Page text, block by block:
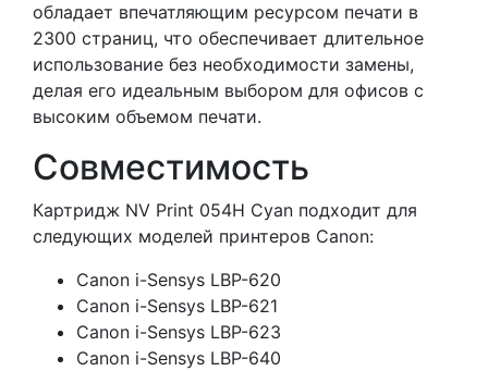
обладает впечатляющим ресурсом печати в
2300 страниц, что обеспечивает длительное
использование без необходимости замены,
делая его идеальным выбором для офисов с
высоким объемом печати.
Совместимость
Картридж NV Print 054H Cyan подходит для
следующих моделей принтеров Canon:
Canon i-Sensys LBP-620
Canon i-Sensys LBP-621
Canon i-Sensys LBP-623
Canon i-Sensys LBP-640